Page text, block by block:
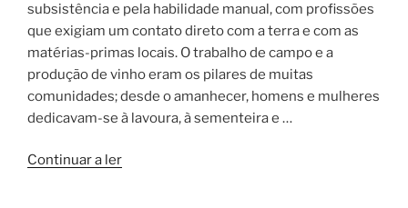
subsistência e pela habilidade manual, com profissões
que exigiam um contato direto com a terra e com as
matérias-primas locais. O trabalho de campo e a
produção de vinho eram os pilares de muitas
comunidades; desde o amanhecer, homens e mulheres
dedicavam-se à lavoura, à sementeira e …
Continuar a ler“Antigamente